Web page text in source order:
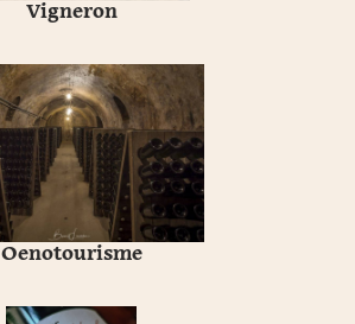
Vigneron
Oenotourisme